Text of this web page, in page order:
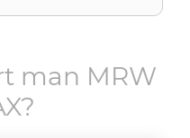
man MRW
?